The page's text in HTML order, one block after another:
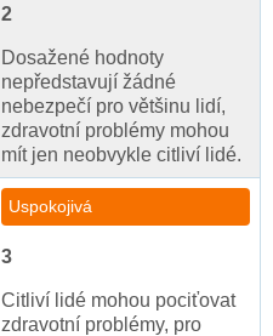
2
Dosažené hodnoty
nepředstavují žádné
nebezpečí pro většinu lidí,
zdravotní problémy mohou
mít jen neobvykle citliví lidé.
Uspokojivá
3
Citliví lidé mohou pociťovat
zdravotní problémy, pro